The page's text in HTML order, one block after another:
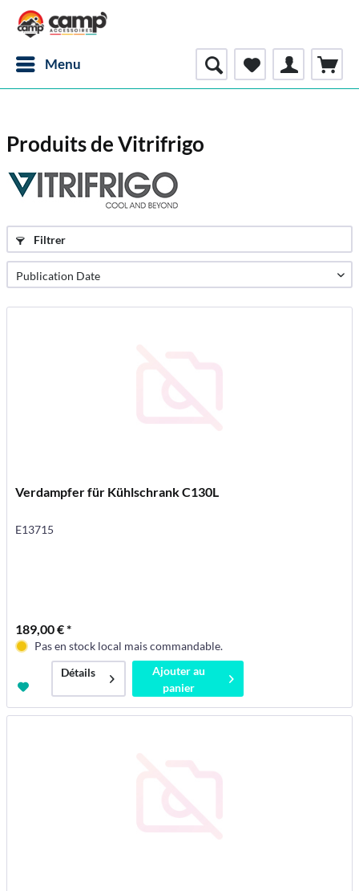
Menu
Produits de Vitrifrigo
Filtrer
Verdampfer für Kühlschrank C130L
E13715
189,00 € *
Pas en stock local mais commandable.
Détails
Ajouter au
panier